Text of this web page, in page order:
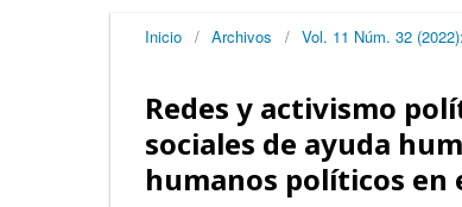
Inicio / Archivos / Vol. 11 Núm. 32
Redes y activismo
sociales de ayuda
humanos políticos en